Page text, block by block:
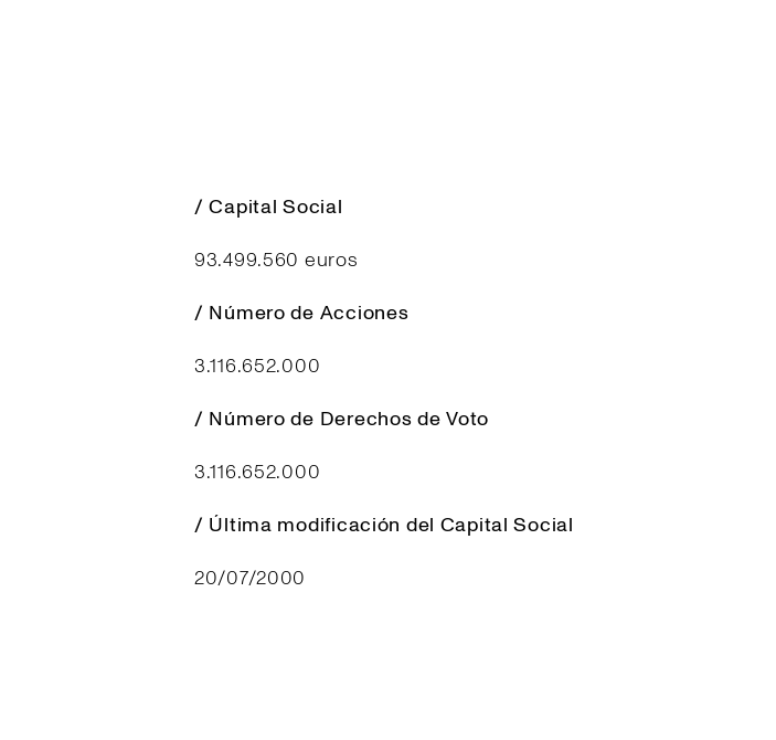
/ Capital Social
93.499.560 euros
/ Número de Acciones
3.116.652.000
/ Número de Derechos de Voto
3.116.652.000
/ Última modificación del Capital Social
20/07/2000